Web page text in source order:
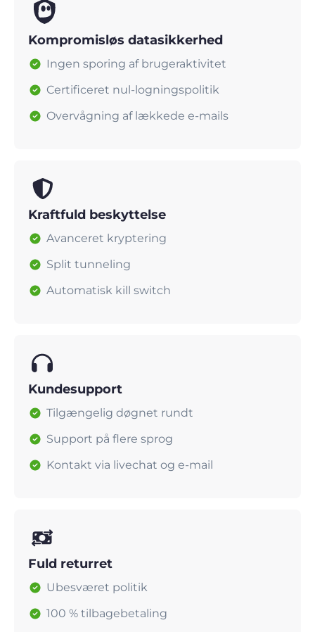
Kompromisløs datasikkerhed
Ingen sporing af brugeraktivitet
Certificeret nul-logningspolitik
Overvågning af lækkede e-mails
Kraftfuld beskyttelse
Avanceret kryptering
Split tunneling
Automatisk kill switch
Kundesupport
Tilgængelig døgnet rundt
Support på flere sprog
Kontakt via livechat og e-mail
Fuld returret
Ubesværet politik
100 % tilbagebetaling